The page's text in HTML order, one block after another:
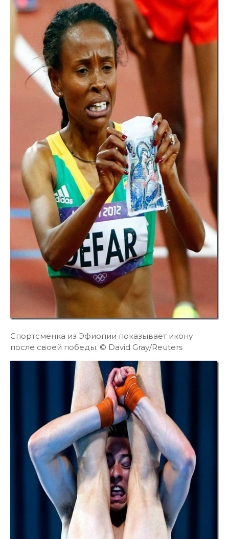
Спортсменка из Эфиопии показывает икону
после своей победы. © David Gray/Reuters